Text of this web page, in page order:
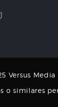
Versus Media
o similares